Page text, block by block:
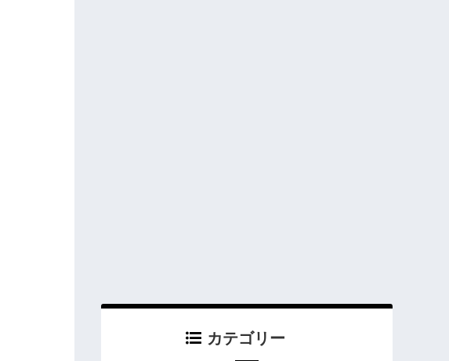
カテゴリー